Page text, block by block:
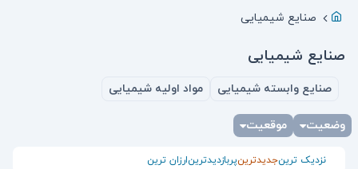
صنایع شیمیایی
صنایع شیمیایی
صنایع وابسته شیمیایی مواد اولیه شیمیایی
وضعیت موقعیت
نزدیک ترینجدیدترینپربازدیدترینارزان ترین